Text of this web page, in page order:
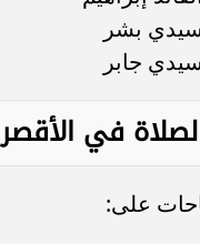
بشر
جابر
في الأقصر
على: